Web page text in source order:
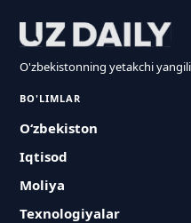
O'zbekistonning yetakchi
BO'LIMLAR
O‘zbekiston
Iqtisod
Moliya
Texnologiyalar